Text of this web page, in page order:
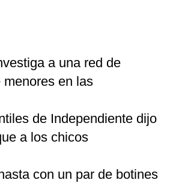
a una red de
en las
de Independiente dijo
a los chicos
con un par de botines